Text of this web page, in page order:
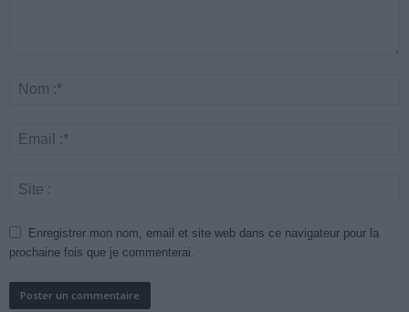
Enregistrer mon nom, email et site web dans ce navigateur pour la
prochaine fois que je commenterai.